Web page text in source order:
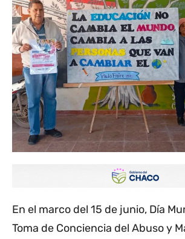
En el marco del 15 de junio, Día
Toma de Conciencia del Abuso y